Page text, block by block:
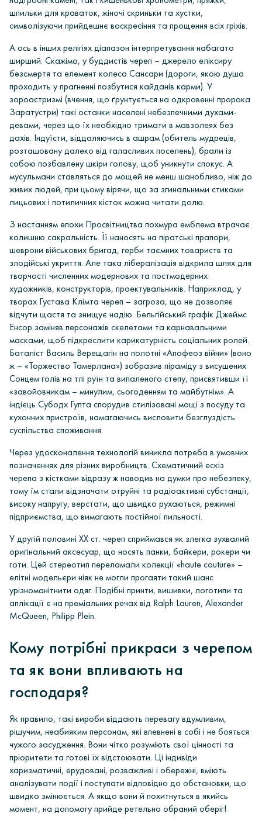
шпильки для краваток, жіночі скриньки та хустки,
символізуючи прийдешнє воскресіння та прощення всіх гріхів.
А ось в інших релігіях діапазон інтерпретування набагато
ширший. Скажімо, у буддистів череп – джерело еліксиру
безсмертя та елемент колеса Сансари (дороги, якою душа
проходить у прагненні позбутися кайданів карми). У
зороастризмі (вчення, що ґрунтується на одкровенні пророка
Заратустри) такі останки населені небезпечними духами-
девами, через що їх необхідно тримати в мавзолеях без
дахів. Індуїсти, віддаляючись в ашрам (обитель мудреців,
розташовану далеко від галасливих поселень), брали із
собою позбавлену шкіри голову, щоб уникнути спокус. А
мусульмани ставляться до мощей не менш шанобливо, ніж до
живих людей, при цьому вірячи, що за згинальними стиками
лицьових і потиличних кісток можна читати долю.
З настанням епохи Просвітництва похмура емблема втрачає
колишню сакральність. Її наносять на піратські прапори,
шеврони військових бригад, герби таємних товариств та
злодійські укриття. Але така лібералізація відкрила шлях для
творчості численних модернових та постмодерних
художників, конструкторів, проектувальників. Наприклад, у
творах Густава Клімта череп – загроза, що не дозволяє
відчути щастя та знищує надію. Бельгійський графікДжеймс
Енсор заміняв персонажів скелетами та карнавальними
масками, щоб підкреслити карикатурність соціальних ролей.
Баталіст Василь Верещагін на полотні «Апофеоз війни» (воно
ж – «Торжество Тамерлана») зобразив піраміду з висушених
Сонцем голів на тлі руїн та випаленого степу, присвятивши її
«завойовникам – минулим, сьогоденням та майбутнім». А
індієць Субодх Гупта спорудив стилізовані мощі з посуду та
кухонних пристроїв, намагаючись висловити безглуздість
суспільства споживання.
Через удосконалення технологій виникла потреба в умовних
позначеннях для різних виробництв. Схематичний ескіз
черепа з кістками відразу ж наводив на думки про небезпеку,
тому їм стали відзначати отруйні та радіоактивні субстанції,
високу напругу, верстати, що швидко рухаються, режимні
підприємства, що вимагають постійної пильності.
У другій половині ХХ ст. череп сприймався як злегка зухвалий
оригінальний аксесуар, що носять панки, байкери, рокери чи
готи. Цей стереотип переламали колекції «haute couture» –
елітні модельєри ніяк не могли прогаяти такий шанс
урізноманітнити одяг. Подібні принти, вишивки, логотипи та
аплікації є на преміальних речах від Ralph Lauren, Alexander
McQueen, Philipp Plein.
Кому потрібні прикраси з черепом
та як вони впливають на
господаря?
Як правило, такі вироби віддають перевагу вдумливим,
рішучим, неабияким персонам, які впевнені в собі і не бояться
чужого засудження. Вони чітко розуміють свої цінності та
пріоритети та готові їх відстоювати. Ці індивіди
харизматичні, ерудовані, розважливі і обережні, вміють
аналізувати події і поступати відповідно до обстановки, що
швидко змінюється. А якщо вони й похитнуться в якийсь
момент, на допомогу прийде ретельно обраний оберіг!